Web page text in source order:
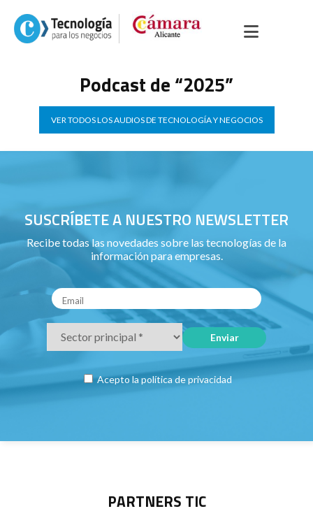
Podcast de “2025”
VER TODOS LOS AUDIOS DE TECNOLOGÍA Y NEGOCIOS
SUSCRÍBETE A NUESTRO NEWSLETTER
Recibe todas las novedades sobre las tecnologías de la
información para empresas.
Acepto la política de privacidad
PARTNERS TIC